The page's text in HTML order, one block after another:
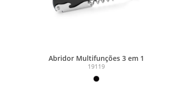
Abridor Multifunções 3 em 1
19119